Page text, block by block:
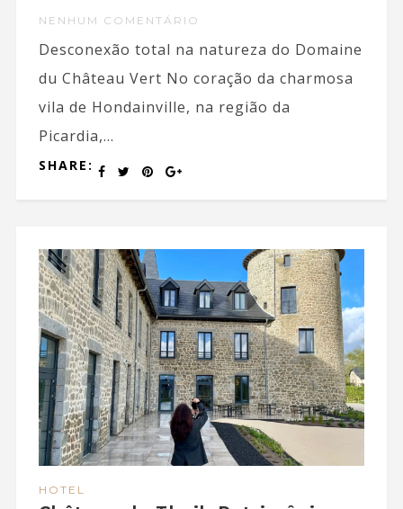
NENHUM COMENTÁRIO
Desconexão total na natureza do Domaine
du Château Vert No coração da charmosa
vila de Hondainville, na região da
Picardia,...
SHARE:
HOTEL